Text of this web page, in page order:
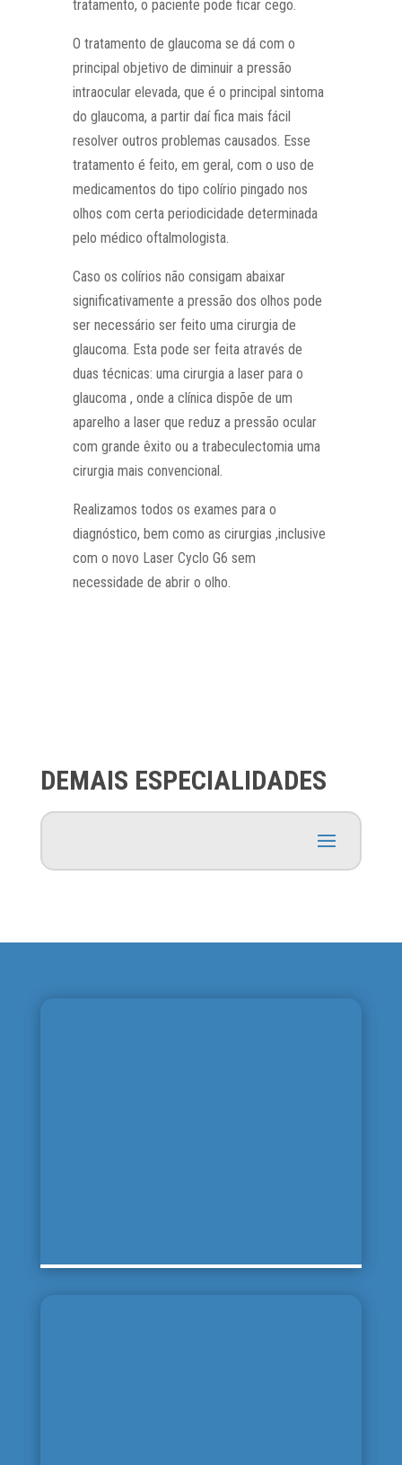
tratamento, o paciente pode ficar cego.
O tratamento de glaucoma se dá com o
principal objetivo de diminuir a pressão
intraocular elevada, que é o principal sintoma
do glaucoma, a partir daí fica mais fácil
resolver outros problemas causados. Esse
tratamento é feito, em geral, com o uso de
medicamentos do tipo colírio pingado nos
olhos com certa periodicidade determinada
pelo médico oftalmologista.
Caso os colírios não consigam abaixar
significativamente a pressão dos olhos pode
ser necessário ser feito uma cirurgia de
glaucoma. Esta pode ser feita através de
duas técnicas: uma cirurgia a laser para o
glaucoma , onde a clínica dispõe de um
aparelho a laser que reduz a pressão ocular
com grande êxito ou a trabeculectomia uma
cirurgia mais convencional.
Realizamos todos os exames para o
diagnóstico, bem como as cirurgias ,inclusive
com o novo Laser Cyclo G6 sem
necessidade de abrir o olho.
DEMAIS ESPECIALIDADES